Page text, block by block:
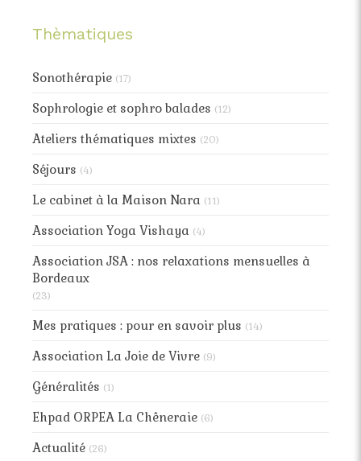
Thèmatiques
Sonothérapie (17)
Sophrologie et sophro balades (12)
Ateliers thématiques mixtes (20)
Séjours (4)
Le cabinet à la Maison Nara (11)
Association Yoga Vishaya (4)
Association JSA : nos relaxations mensuelles à
Bordeaux
(23)
Mes pratiques : pour en savoir plus (14)
Association La Joie de Vivre (9)
Généralités (1)
Ehpad ORPEA La Chêneraie (6)
Actualité (26)